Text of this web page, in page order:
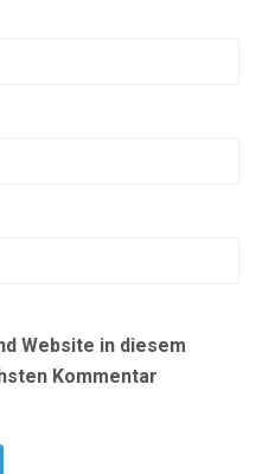
Website in diesem
Kommentar